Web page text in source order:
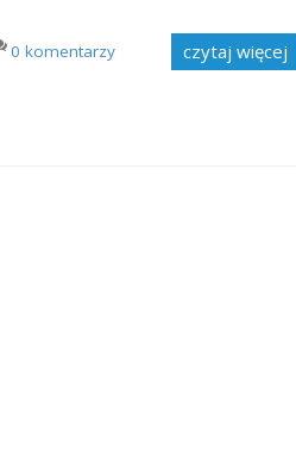
0 komentarzy czytaj więcej